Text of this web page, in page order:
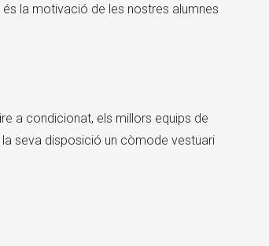
la motivació de les nostres alumnes
a condicionat, els millors equips de
seva disposició un còmode vestuari